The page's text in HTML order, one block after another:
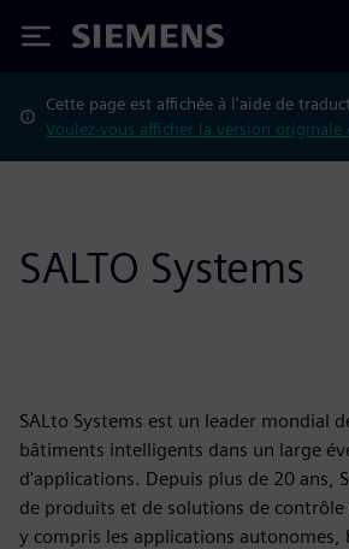
Siemens
Cette page est affichée à l'aide de
Voulez-vous afficher la version originale
SALTO Systems
SALto Systems est un leader mondial
bâtiments intelligents dans un large
d'applications. Depuis plus de 20 ans,
de produits et de solutions de
y compris les applications autonomes,